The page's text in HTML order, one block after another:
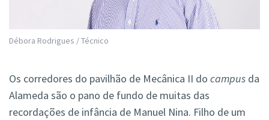
Débora Rodrigues / Técnico
Os corredores do pavilhão de Mecânica II do campus da
Alameda são o pano de fundo de muitas das
recordações de infância de Manuel Nina. Filho de um